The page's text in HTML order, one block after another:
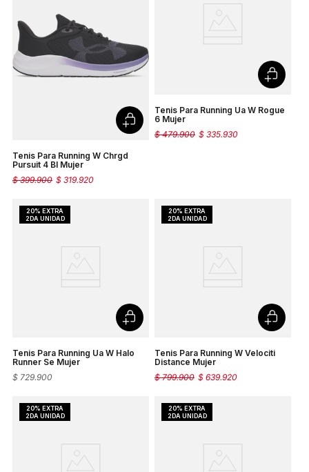
Tenis Para Running W Chrgd
Pursuit 4 Bl Mujer
$ 319.920
$ 399.900
Tenis Para Running Ua W Rogue
6 Mujer
$ 335.930
$ 479.900
Tenis Para Running Ua W Halo
Runner Se Mujer
$ 729.900
Tenis Para Running W Velociti
Distance Mujer
$ 639.920
$ 799.900